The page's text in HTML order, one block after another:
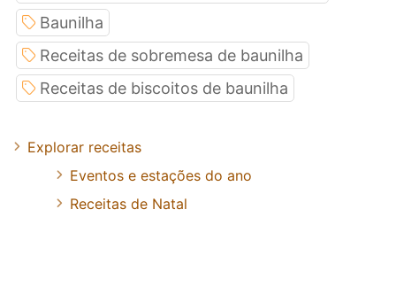
Baunilha
Receitas de sobremesa de baunilha
Receitas de biscoitos de baunilha
Explorar receitas
Eventos e estações do ano
Receitas de Natal